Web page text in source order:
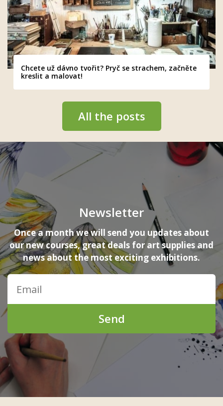
Chcete už dávno tvořit? Pryč se strachem, začněte
kreslit a malovat!
All the posts
Newsletter
Once a month we will send you updates about
our new courses, great deals for art supplies and
news about the most exciting exhibitions.
Send